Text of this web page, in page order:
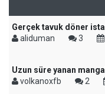
Gerçek tavuk döner
aliduman
3
Uzun süre yanan
volkanoxfb
2